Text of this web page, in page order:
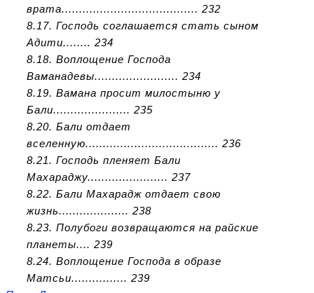
врата....................................... 232
8.17. Господь соглашается стать сыном
Адити........ 234
8.18. Воплощение Господа
Ваманадевы........................ 234
8.19. Вамана просит милостыню у
Бали...................... 235
8.20. Бали отдает
вселенную...................................... 236
8.21. Господь пленяет Бали
Махараджу....................... 237
8.22. Бали Махарадж отдает свою
жизнь.................... 238
8.23. Полубоги возвращаются на райские
планеты.... 239
8.24. Воплощение Господа в образе
Матсьи................ 239